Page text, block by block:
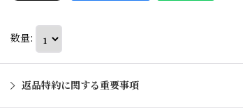
数量:
返品特約に関する重要事項